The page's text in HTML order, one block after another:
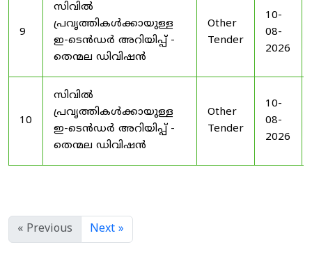
9
സിവിൽ
പ്രവൃത്തികൾക്കായുള്ള
ഇ-ടെൻഡർ അറിയിപ്പ് -
തെന്മല ഡിവിഷൻ
Other
Tender
10-
08-
2026
10
സിവിൽ
പ്രവൃത്തികൾക്കായുള്ള
ഇ-ടെൻഡർ അറിയിപ്പ് -
തെന്മല ഡിവിഷൻ
Other
Tender
10-
08-
2026
« Previous Next »